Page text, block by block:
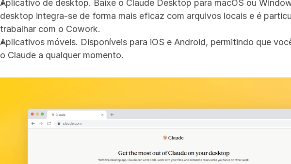
Aplicativo de desktop. Baixe o Claude Desktop para macOS ou
desktop integra-se de forma mais eficaz com arquivos locais e é
trabalhar com o Cowork.
Aplicativos móveis. Disponíveis para iOS e Android, permitindo que
o Claude a qualquer momento.